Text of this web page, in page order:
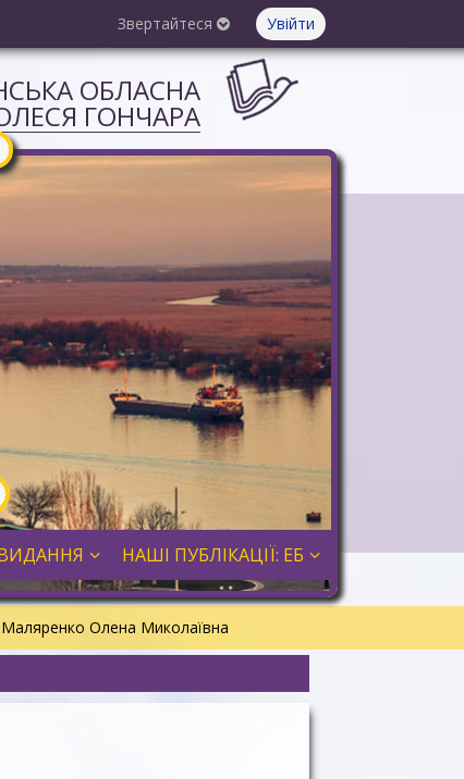
Звертайтеся Увійти
ОБЛАСНА
ГОНЧАРА
НАШІ ПУБЛІКАЦІЇ: ЕБ
Маляренко Олена Миколаївна